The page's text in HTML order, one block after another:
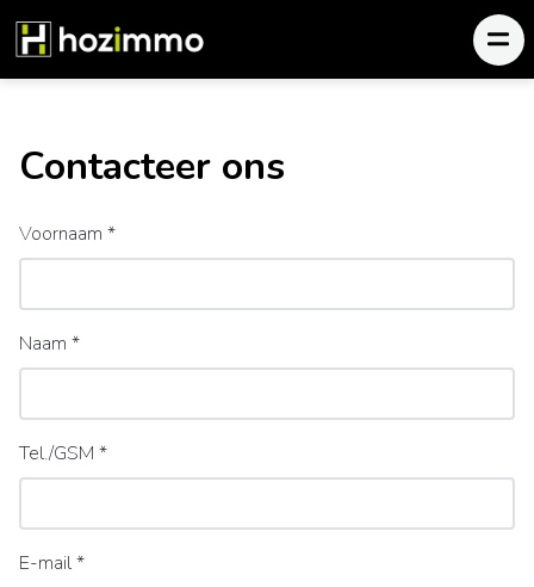
Contacteer ons
Voornaam *
Naam *
Tel./GSM *
E-mail*